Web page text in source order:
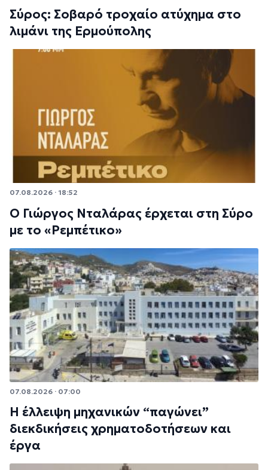
Σύρος: Σοβαρό τροχαίο ατύχημα στο
λιμάνι της Ερμούπολης
07.08.2026 · 18:52
Ο Γιώργος Νταλάρας έρχεται στη Σύρο
με το «Ρεμπέτικο»
07.08.2026 · 07:00
Η έλλειψη μηχανικών “παγώνει”
διεκδικήσεις χρηματοδοτήσεων και
έργα